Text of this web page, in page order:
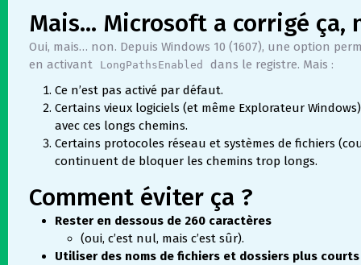
Mais… Microsoft a corrigé ça,
Oui, mais… non. Depuis Windows 10 (1607), une option
en activant
LongPathsEnabled
dans le registre. Mais :
Ce n’est pas activé par défaut.
Certains vieux logiciels (et même Explorateur
avec ces longs chemins.
Certains protocoles réseau et systèmes de fichiers
continuent de bloquer les chemins trop longs.
Comment éviter ça ?
Rester en dessous de 260 caractères
(oui, c’est nul, mais c’est sûr).
Utiliser des noms de fichiers et dossiers plus courts